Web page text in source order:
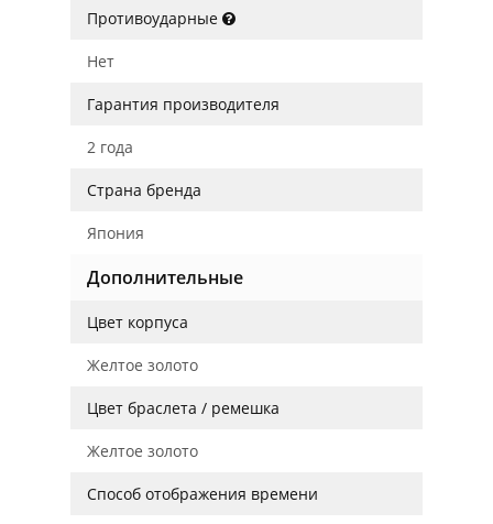
Противоударные
Нет
Гарантия производителя
2 года
Страна бренда
Япония
Дополнительные
Цвет корпуса
Желтое золото
Цвет браслета / ремешка
Желтое золото
Способ отображения времени